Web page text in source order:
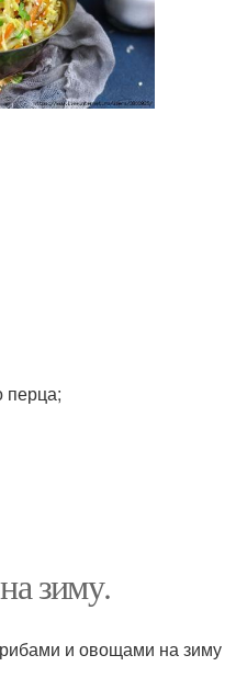
перца;
зиму.
и овощами на зиму